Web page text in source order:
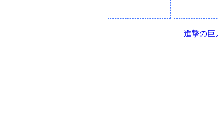
進撃の巨